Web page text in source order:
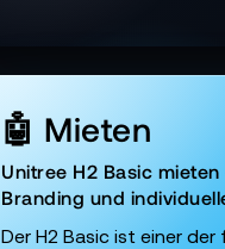
🤖 Mieten
Unitree H2 Basic
Branding und
Der H2 Basic ist einer